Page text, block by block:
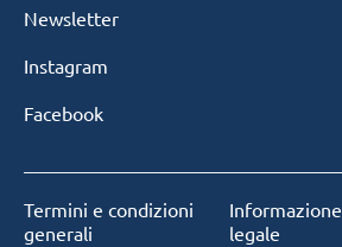
Newsletter
Instagram
Facebook
Termini e condizioni
generali
Informazione
legale